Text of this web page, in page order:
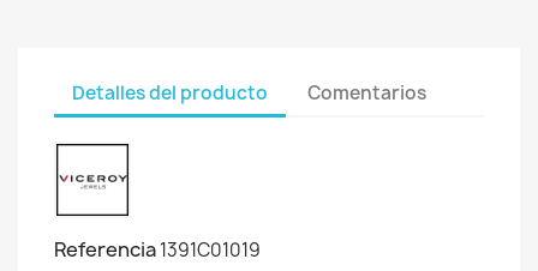
Detalles del producto Comentarios
Referencia1391C01019